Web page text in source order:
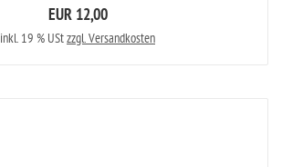
EUR 12,00
inkl. 19 % UStzzgl. Versandkosten